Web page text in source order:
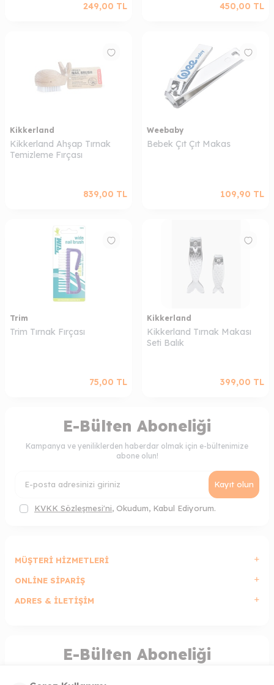
249,00 TL 450,00 TL
Kikkerland
Kikkerland Ahşap Tırnak
Temizleme Fırçası
839,00 TL
Weebaby
Bebek Çıt Çıt Makas
109,90 TL
Trim
Trim Tırnak Fırçası
75,00 TL
Kikkerland
Kikkerland Tırnak Makası
Seti Balık
399,00 TL
E-Bülten Aboneliği
Kampanya ve yeniliklerden haberdar olmak için e-bültenimize
abone olun!
Kayıt olun
KVKK Sözleşmesi'ni, Okudum, Kabul Ediyorum.
MÜŞTERI HIZMETLERI
ONLINE SIPARIŞ
ADRES & İLETIŞIM
E-Bülten Aboneliği